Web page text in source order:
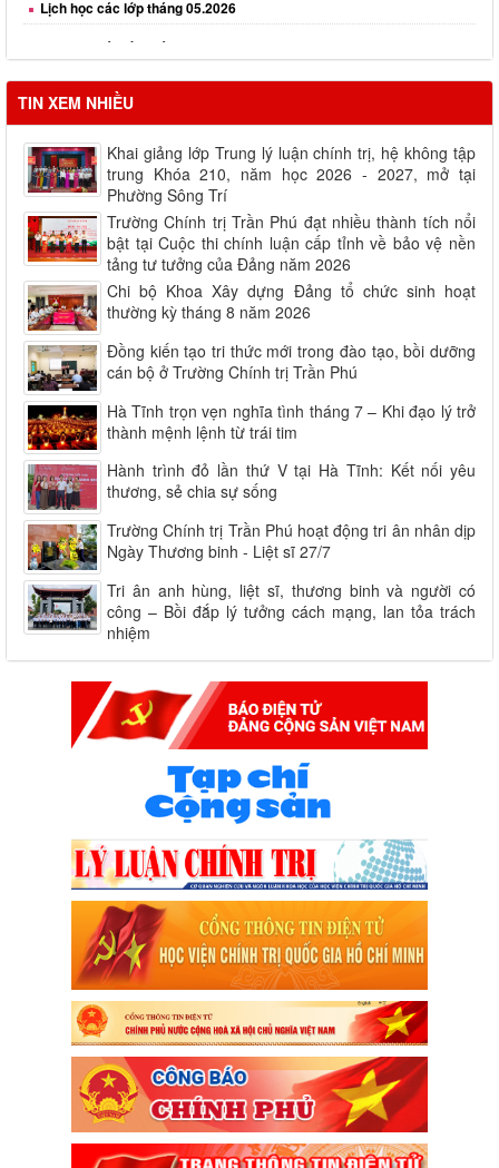
Lịch học các lớp tháng 06.2026
Lịch học các lớp tháng 08.2026
TIN XEM NHIỀU
Khai giảng lớp Trung lý luận chính trị, hệ không tập
trung Khóa 210, năm học 2026 - 2027, mở tại
Phường Sông Trí
Trường Chính trị Trần Phú đạt nhiều thành tích nổi
bật tại Cuộc thi chính luận cấp tỉnh về bảo vệ nền
tảng tư tưởng của Đảng năm 2026
Chi bộ Khoa Xây dựng Đảng tổ chức sinh hoạt
thường kỳ tháng 8 năm 2026
Đồng kiến tạo tri thức mới trong đào tạo, bồi dưỡng
cán bộ ở Trường Chính trị Trần Phú
Hà Tĩnh trọn vẹn nghĩa tình tháng 7 – Khi đạo lý trở
thành mệnh lệnh từ trái tim
Hành trình đỏ lần thứ V tại Hà Tĩnh: Kết nối yêu
thương, sẻ chia sự sống
Trường Chính trị Trần Phú hoạt động tri ân nhân dịp
Ngày Thương binh - Liệt sĩ 27/7
Tri ân anh hùng, liệt sĩ, thương binh và người có
công – Bồi đắp lý tưởng cách mạng, lan tỏa trách
nhiệm